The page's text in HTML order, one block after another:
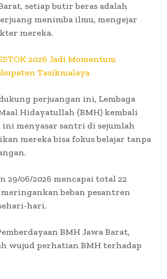
setiap butir beras adalah
menimba ilmu, mengejar
mereka.
2026 Jadi Momentum
Tasikmalaya
perjuangan ini, Lembaga
Hidayatullah (BMH) kembali
menyasar santri di sejumlah
mereka bisa fokus belajar tanpa
29/06/2026 mencapai total 22
beban pesantren
hari.
BMH Jawa Barat,
wujud perhatian BMH terhadap